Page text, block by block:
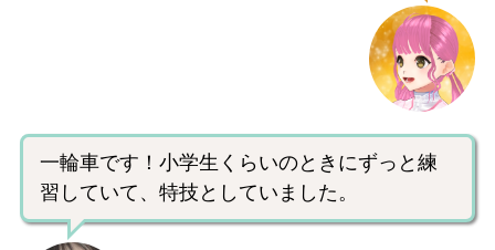
一輪車です！小学生くらいのときにずっと練
習していて、特技としていました。